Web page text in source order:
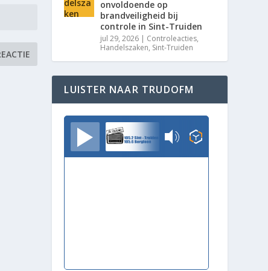
onvoldoende op
brandveiligheid bij
controle in Sint-Truiden
jul 29, 2026 | Controleacties,
Handelszaken, Sint-Truiden
LUISTER NAAR TRUDOFM
TrudoFM